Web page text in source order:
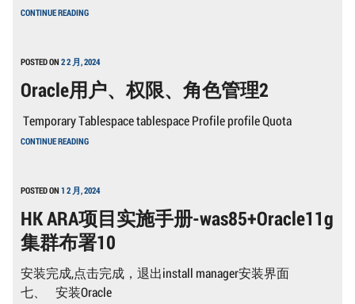
CONTINUE READINGORACLE
用
限、
色
管
1
POSTED ON 2 2 月, 2024
Oracle用户、权限、角色管理2
Temporary Tablespace tablespace Profile profile Quota
CONTINUE READING
用
限、
色
管
理
2
POSTED ON 1 2 月, 2024
HK ARA项目实施手册-was85+Oracle11g
集群布署10
安装完成,点击完成，退出install manager安装界面
七、 安装Oracle